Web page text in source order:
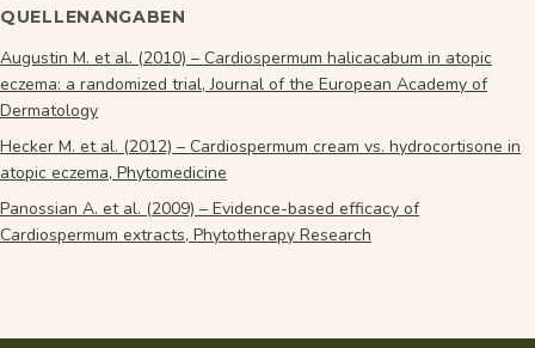
QUELLENANGABEN
Augustin M. et al. (2010) – Cardiospermum halicacabum in atopic
eczema: a randomized trial, Journal of the European Academy of
Dermatology
Hecker M. et al. (2012) – Cardiospermum cream vs. hydrocortisone in
atopic eczema, Phytomedicine
Panossian A. et al. (2009) – Evidence-based efficacy of
Cardiospermum extracts, Phytotherapy Research